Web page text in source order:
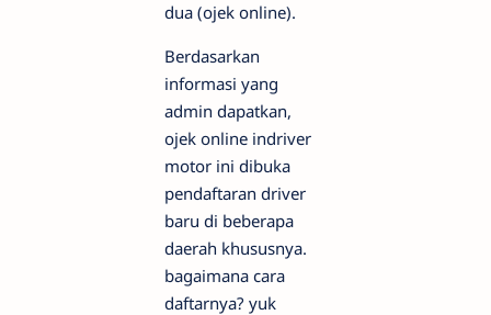
dua (ojek online).
Berdasarkan
informasi yang
admin dapatkan,
ojek online indriver
motor ini dibuka
pendaftaran driver
baru di beberapa
daerah khususnya.
bagaimana cara
daftarnya? yuk